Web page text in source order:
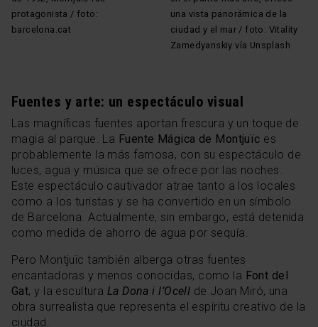
protagonista / foto:
barcelona.cat
una vista panorámica de la
ciudad y el mar / foto: Vitality
Zamedyanskiy vía Unsplash
Fuentes y arte: un espectáculo visual
Las magníficas fuentes aportan frescura y un toque de
magia al parque. La Fuente Mágica de Montjuïc es
probablemente la más famosa, con su espectáculo de
luces, agua y música que se ofrece por las noches.
Este espectáculo cautivador atrae tanto a los locales
como a los turistas y se ha convertido en un símbolo
de Barcelona. Actualmente, sin embargo, está detenida
como medida de ahorro de agua por sequía.
Pero Montjuïc también alberga otras fuentes
encantadoras y menos conocidas, como la Font del
Gat, y la escultura La Dona i l’Ocell de Joan Miró, una
obra surrealista que representa el espíritu creativo de la
ciudad.